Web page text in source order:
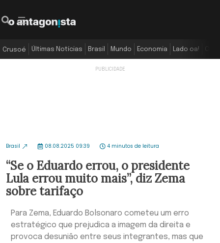
Crusoé Últimas Notícias Brasil Mundo Economia Lado oa!
Brasil 08.08.2025 09:39 4 minutos de leitura
“Se o Eduardo errou, o presidente
Lula errou muito mais”, diz Zema
sobre tarifaço
Para Zema, Eduardo Bolsonaro cometeu um erro
estratégico que prejudica a imagem da direita e
provoca desunião entre seus integrantes, mas que